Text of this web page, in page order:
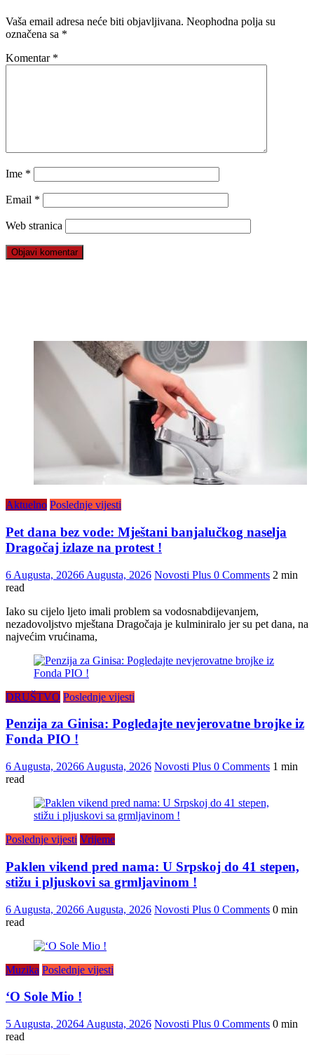
Vaša email adresa neće biti objavljivana. Neophodna polja su
označena sa *
Komentar *
Ime *
Email *
Web stranica
Aktuelno Poslednje vijesti
Pet dana bez vode: Mještani banjalučkog naselja
Dragočaj izlaze na protest !
6 Augusta, 20266 Augusta, 2026 Novosti Plus 0 Comments 2 min
read
Iako su cijelo ljeto imali problem sa vodosnabdijevanjem,
nezadovoljstvo mještana Dragočaja je kulminiralo jer su pet dana, na
najvećim vrućinama,
DRUŠTVO Poslednje vijesti
Penzija za Ginisa: Pogledajte nevjerovatne brojke iz
Fonda PIO !
6 Augusta, 20266 Augusta, 2026 Novosti Plus 0 Comments 1 min
read
Poslednje vijesti Vrijeme
Paklen vikend pred nama: U Srpskoj do 41 stepen,
stižu i pljuskovi sa grmljavinom !
6 Augusta, 20266 Augusta, 2026 Novosti Plus 0 Comments 0 min
read
Muzika Poslednje vijesti
‘O Sole Mio !
5 Augusta, 20264 Augusta, 2026 Novosti Plus 0 Comments 0 min
read